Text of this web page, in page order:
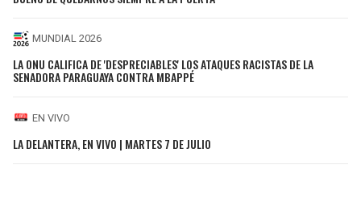
MUNDIAL 2026
LA ONU CALIFICA DE 'DESPRECIABLES' LOS ATAQUES RACISTAS DE LA
SENADORA PARAGUAYA CONTRA MBAPPÉ
EN VIVO
LA DELANTERA, EN VIVO | MARTES 7 DE JULIO